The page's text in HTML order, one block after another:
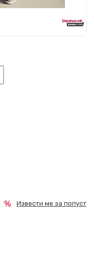
Извести ме за попуст